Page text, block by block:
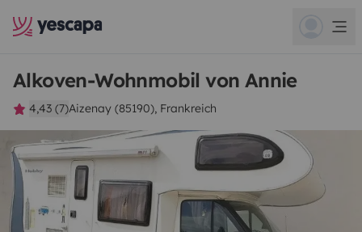
Alkoven-Wohnmobil von Annie
4,43 (7)Aizenay (85190), Frankreich